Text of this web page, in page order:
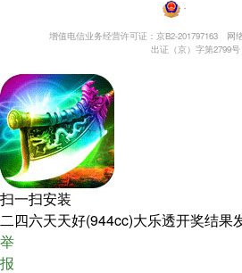
・
增值电信业务经营许可证：京B2-201797163
网
出证（京）字第2799号
扫一扫安装
二四六天天好(944cc)大乐透开奖结果
举
报